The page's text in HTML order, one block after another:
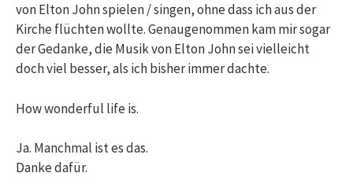
von Elton John spielen / singen, ohne dass ich aus der
Kirche flüchten wollte. Genaugenommen kam mir sogar
der Gedanke, die Musik von Elton John sei vielleicht
doch viel besser, als ich bisher immer dachte.
How wonderful life is.
Ja. Manchmal ist es das.
Danke dafür.